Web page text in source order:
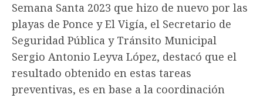
Semana Santa 2023 que hizo de nuevo por las
playas de Ponce y El Vigía, el Secretario de
Seguridad Pública y Tránsito Municipal
Sergio Antonio Leyva López, destacó que el
resultado obtenido en estas tareas
preventivas, es en base a la coordinación